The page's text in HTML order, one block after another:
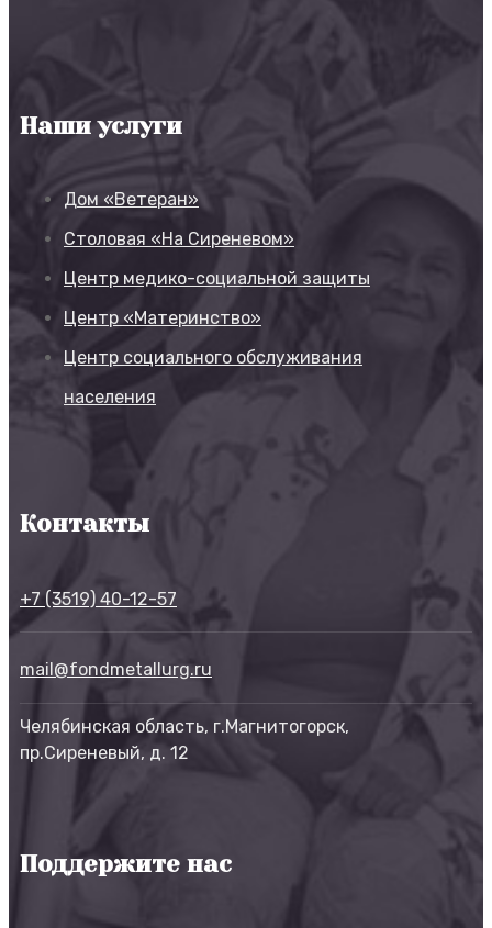
Наши услуги
Дом «Ветеран»
Столовая «На Сиреневом»
Центр медико-социальной защиты
Центр «Материнство»
Центр социального обслуживания
населения
Контакты
+7 (3519) 40-12-57
mail@fondmetallurg.ru
Челябинская область, г.Магнитогорск,
пр.Сиреневый, д. 12
Поддержите нас